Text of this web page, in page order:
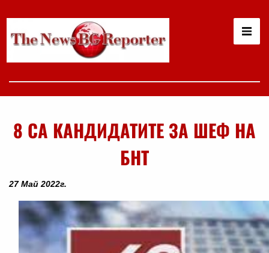
8 СА КАНДИДАТИТЕ ЗА ШЕФ НА
БНТ
27 Май 2022г.